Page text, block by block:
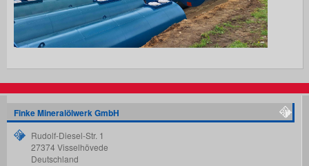
Finke Mineralölwerk GmbH
Rudolf-Diesel-Str. 1
27374 Visselhövede
Deutschland